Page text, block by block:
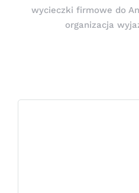
wycieczki firmowe do
organizacja